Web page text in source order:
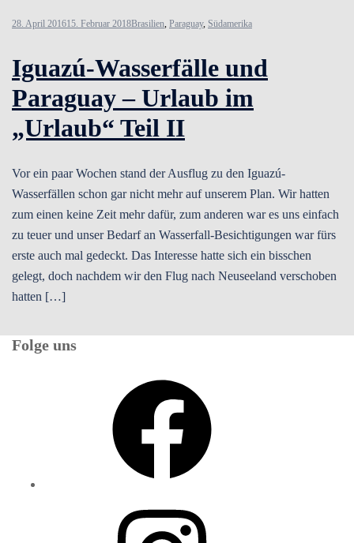
28. April 201615. Februar 2018Brasilien, Paraguay, Südamerika
Iguazú-Wasserfälle und
Paraguay – Urlaub im
„Urlaub“ Teil II
Vor ein paar Wochen stand der Ausflug zu den Iguazú-
Wasserfällen schon gar nicht mehr auf unserem Plan. Wir hatten
zum einen keine Zeit mehr dafür, zum anderen war es uns einfach
zu teuer und unser Bedarf an Wasserfall-Besichtigungen war fürs
erste auch mal gedeckt. Das Interesse hatte sich ein bisschen
gelegt, doch nachdem wir den Flug nach Neuseeland verschoben
hatten […]
Folge uns